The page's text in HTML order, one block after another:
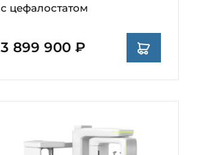
с цефалостатом
3 899 900 ₽